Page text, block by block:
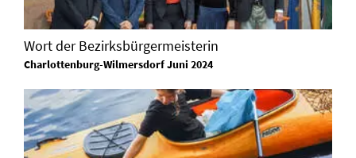
Wort der Bezirksbürgermeisterin
Charlottenburg-Wilmersdorf Juni 2024